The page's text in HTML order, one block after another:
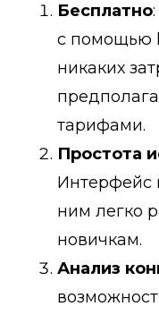
Бесплатно
с помощью
никаких
тарифами.
Простота
Интерфейс
ним легко
новичкам.
Анализ